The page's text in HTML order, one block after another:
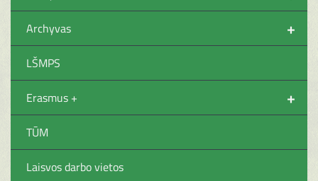
+
Archyvas
LŠMPS
+
Erasmus +
TŪM
Laisvos darbo vietos